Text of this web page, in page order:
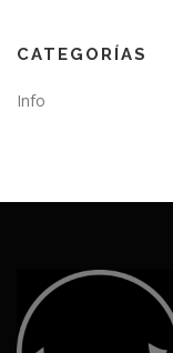
CATEGORÍAS
Info